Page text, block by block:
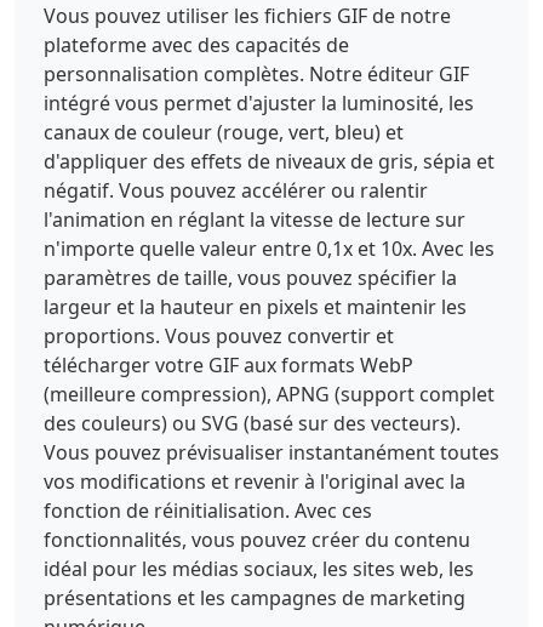
Vous pouvez utiliser les fichiers GIF de notre
plateforme avec des capacités de
personnalisation complètes. Notre éditeur GIF
intégré vous permet d'ajuster la luminosité, les
canaux de couleur (rouge, vert, bleu) et
d'appliquer des effets de niveaux de gris, sépia et
négatif. Vous pouvez accélérer ou ralentir
l'animation en réglant la vitesse de lecture sur
n'importe quelle valeur entre 0,1x et 10x. Avec les
paramètres de taille, vous pouvez spécifier la
largeur et la hauteur en pixels et maintenir les
proportions. Vous pouvez convertir et
télécharger votre GIF aux formats WebP
(meilleure compression), APNG (support complet
des couleurs) ou SVG (basé sur des vecteurs).
Vous pouvez prévisualiser instantanément toutes
vos modifications et revenir à l'original avec la
fonction de réinitialisation. Avec ces
fonctionnalités, vous pouvez créer du contenu
idéal pour les médias sociaux, les sites web, les
présentations et les campagnes de marketing